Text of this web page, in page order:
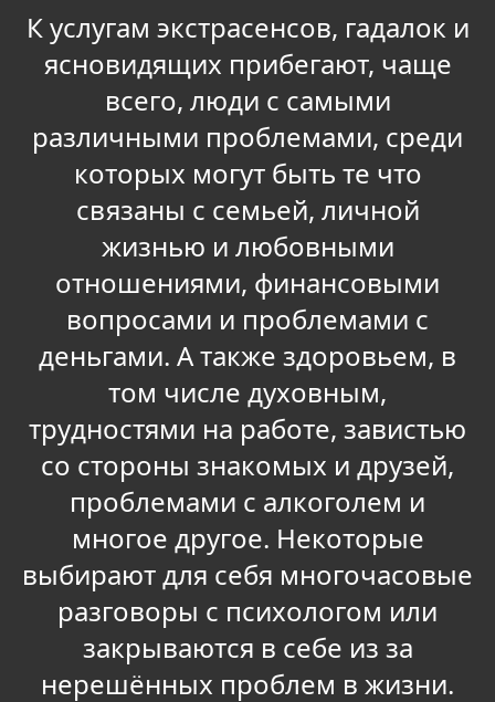
записям
К услугам экстрасенсов, гадалок и
ясновидящих прибегают, чаще
всего, люди с самыми
различными проблемами, среди
которых могут быть те что
связаны с семьей, личной
жизнью и любовными
отношениями, финансовыми
вопросами и проблемами с
деньгами. А также здоровьем, в
том числе духовным,
трудностями на работе, завистью
со стороны знакомых и друзей,
проблемами с алкоголем и
многое другое. Некоторые
выбирают для себя многочасовые
разговоры с психологом или
закрываются в себе из за
нерешённых проблем в жизни.